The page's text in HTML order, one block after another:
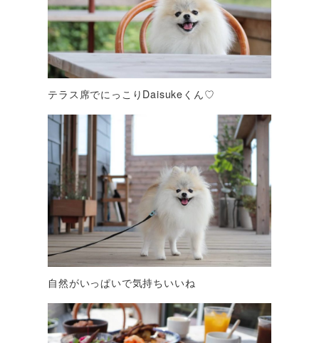
テラス席でにっこりDaisukeくん♡
自然がいっぱいで気持ちいいね